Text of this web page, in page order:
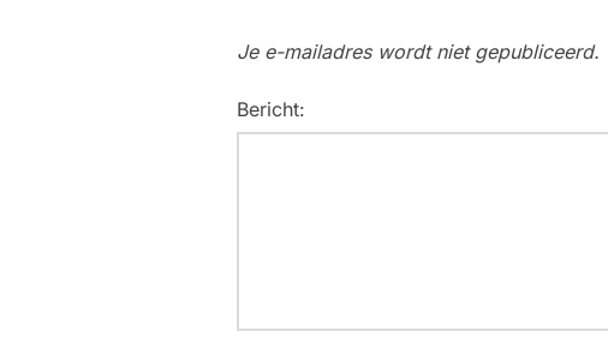
Je e-mailadres wordt niet gepubliceerd.
Bericht: